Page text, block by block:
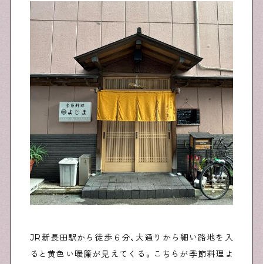
JR新長田駅から徒歩６分、大通りから細い路地を入
ると黄色い暖簾が見えてくる。こちらが季節料理よ